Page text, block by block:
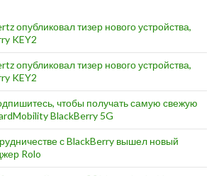
опубликовал тизер нового устройства,
KEY2
опубликовал тизер нового устройства,
KEY2
чтобы получать самую свежую
BlackBerry 5G
с BlackBerry вышел новый
Rolo